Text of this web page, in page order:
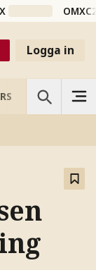
Logga in
VETENSKAP